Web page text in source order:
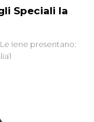
Speciali la
Iene presentano: